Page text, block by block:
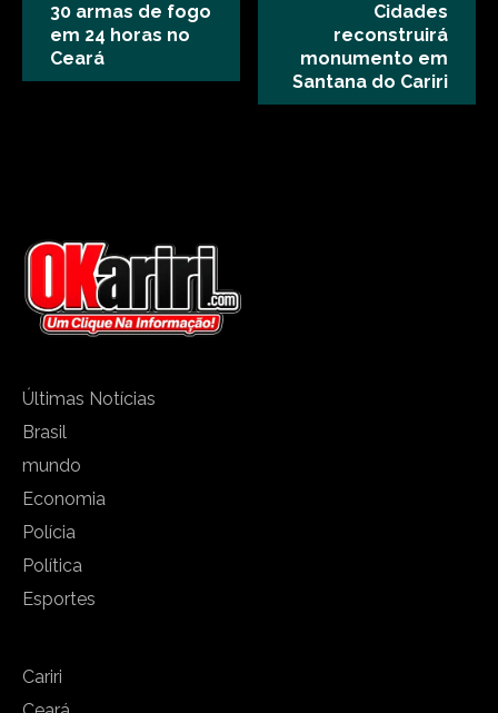
30 armas de fogo
em 24 horas no
Ceará
Cidades
reconstruirá
monumento em
Santana do Cariri
Últimas Notícias
Brasil
mundo
Economia
Polícia
Política
Esportes
Cariri